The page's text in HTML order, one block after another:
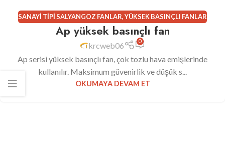
SANAYI TIPI SALYANGOZ FANLAR,YÜKSEK BASINÇLI FANLAR
Ap yüksek basınçlı fan
krcweb06 0
Ap serisi yüksek basınçlı fan, çok tozlu hava emişlerinde
kullanılır. Maksimum güvenirlik ve düşük s...
OKUMAYA DEVAM ET